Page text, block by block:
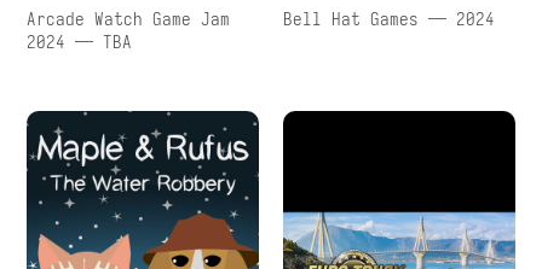
Arcade Watch Game Jam
2024 — TBA
Bell Hat Games — 2024